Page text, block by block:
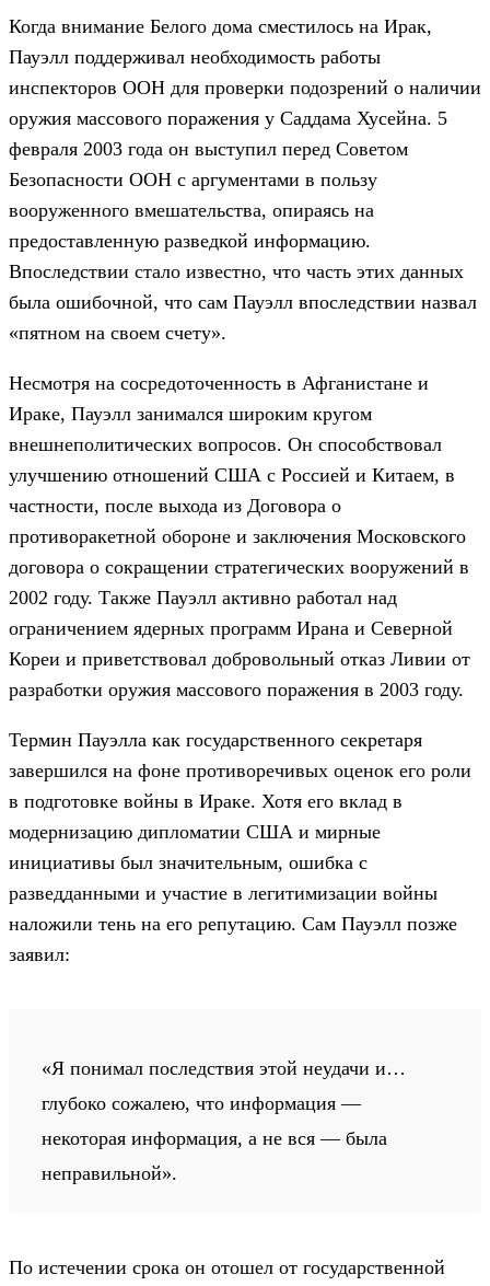
Когда внимание Белого дома сместилось на Ирак,
Пауэлл поддерживал необходимость работы
инспекторов ООН для проверки подозрений о наличии
оружия массового поражения у Саддама Хусейна. 5
февраля 2003 года он выступил перед Советом
Безопасности ООН с аргументами в пользу
вооруженного вмешательства, опираясь на
предоставленную разведкой информацию.
Впоследствии стало известно, что часть этих данных
была ошибочной, что сам Пауэлл впоследствии назвал
«пятном на своем счету».
Несмотря на сосредоточенность в Афганистане и
Ираке, Пауэлл занимался широким кругом
внешнеполитических вопросов. Он способствовал
улучшению отношений США с Россией и Китаем, в
частности, после выхода из Договора о
противоракетной обороне и заключения Московского
договора о сокращении стратегических вооружений в
2002 году. Также Пауэлл активно работал над
ограничением ядерных программ Ирана и Северной
Кореи и приветствовал добровольный отказ Ливии от
разработки оружия массового поражения в 2003 году.
Термин Пауэлла как государственного секретаря
завершился на фоне противоречивых оценок его роли
в подготовке войны в Ираке. Хотя его вклад в
модернизацию дипломатии США и мирные
инициативы был значительным, ошибка с
разведданными и участие в легитимизации войны
наложили тень на его репутацию. Сам Пауэлл позже
заявил:
«Я понимал последствия этой неудачи и…
глубоко сожалею, что информация —
некоторая информация, а не вся — была
неправильной».
По истечении срока он отошел от государственной